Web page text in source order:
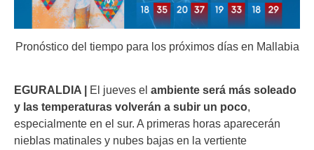
Pronóstico del tiempo para los próximos días en Mallabia
EGURALDIA | El jueves el ambiente será más soleado
y las temperaturas volverán a subir un poco,
especialmente en el sur. A primeras horas aparecerán
nieblas matinales y nubes bajas en la vertiente